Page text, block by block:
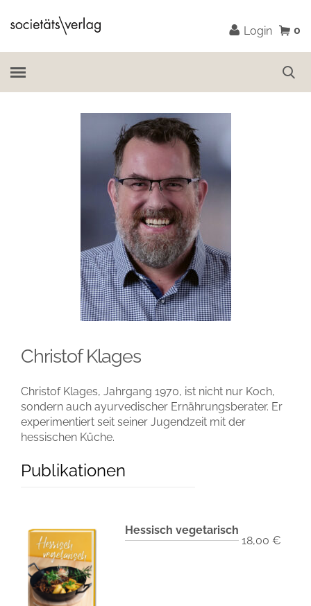
Login 0
Christof Klages
Christof Klages, Jahrgang 1970, ist nicht nur Koch,
sondern auch ayurvedischer Ernährungsberater. Er
experimentiert seit seiner Jugendzeit mit der
hessischen Küche.
Publikationen
Hessisch vegetarisch
18,00 €